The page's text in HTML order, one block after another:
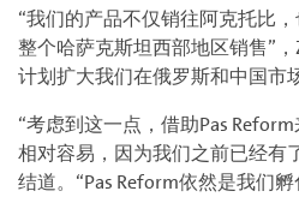
“我们的产品不仅销往阿克托比
整个哈萨克斯坦西部地区销售”
计划扩大我们在俄罗斯和中国市
“考虑到这一点，借助Pas
相对容易，因为我们之前已经有
结道。“Pas Reform依然是我们